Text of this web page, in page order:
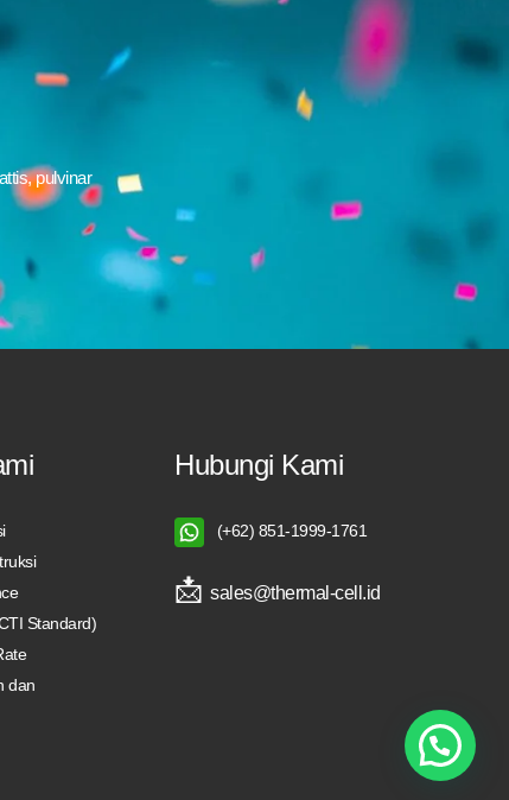
pulvinar
Standard)
dan
Hubungi Kami
(+62) 851-1999-1761
📩 sales@thermal-cell.id